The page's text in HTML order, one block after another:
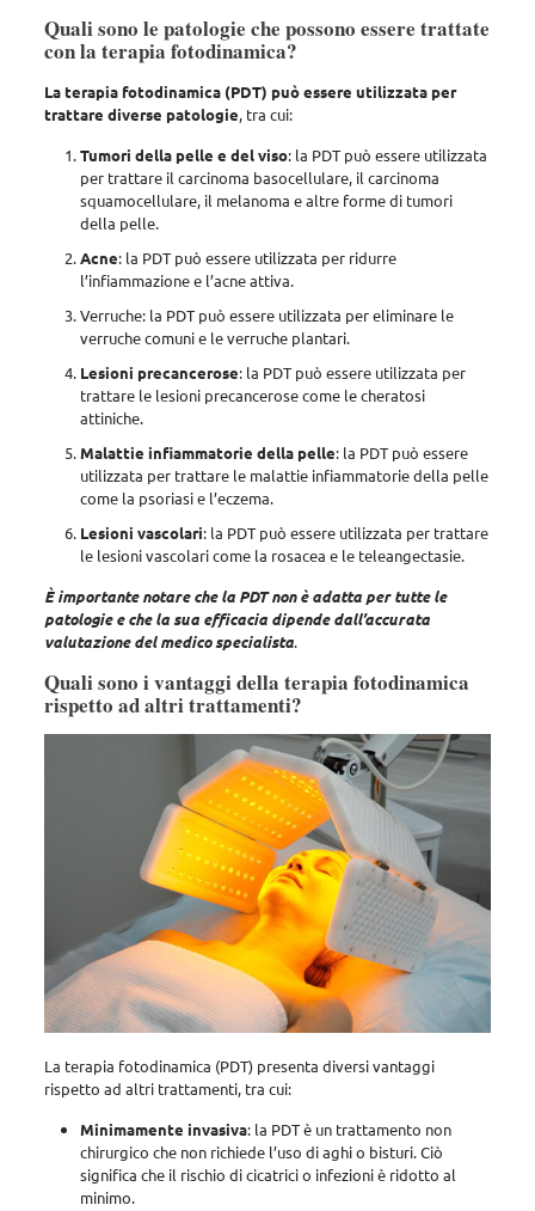
Quali sono le patologie che possono essere trattate
con la terapia fotodinamica?
La terapia fotodinamica (PDT) può essere utilizzata per
trattare diverse patologie, tra cui:
Tumori della pelle e del viso: la PDT può essere utilizzata
per trattare il carcinoma basocellulare, il carcinoma
squamocellulare, il melanoma e altre forme di tumori
della pelle.
Acne: la PDT può essere utilizzata per ridurre
l’infiammazione e l’acne attiva.
Verruche: la PDT può essere utilizzata per eliminare le
verruche comuni e le verruche plantari.
Lesioni precancerose: la PDT può essere utilizzata per
trattare le lesioni precancerose come le cheratosi
attiniche.
Malattie infiammatorie della pelle: la PDT può essere
utilizzata per trattare le malattie infiammatorie della pelle
come la psoriasi e l’eczema.
Lesioni vascolari: la PDT può essere utilizzata per trattare
le lesioni vascolari come la rosacea e le teleangectasie.
È importante notare che la PDT non è adatta per tutte le
patologie e che la sua efficacia dipende dall’accurata
valutazione del medico specialista.
Quali sono i vantaggi della terapia fotodinamica
rispetto ad altri trattamenti?
La terapia fotodinamica (PDT) presenta diversi vantaggi
rispetto ad altri trattamenti, tra cui:
Minimamente invasiva: la PDT è un trattamento non
chirurgico che non richiede l’uso di aghi o bisturi. Ciò
significa che il rischio di cicatrici o infezioni è ridotto al
minimo.